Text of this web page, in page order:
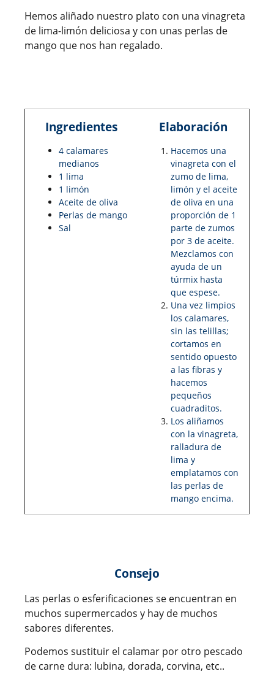
Hemos aliñado nuestro plato con una vinagreta
de lima-limón deliciosa y con unas perlas de
mango que nos han regalado.
Ingredientes
4 calamares
medianos
1 lima
1 limón
Aceite de oliva
Perlas de mango
Sal
Elaboración
Hacemos una
vinagreta con el
zumo de lima,
limón y el aceite
de oliva en una
proporción de 1
parte de zumos
por 3 de aceite.
Mezclamos con
ayuda de un
túrmix hasta
que espese.
Una vez limpios
los calamares,
sin las telillas;
cortamos en
sentido opuesto
a las fibras y
hacemos
pequeños
cuadraditos.
Los aliñamos
con la vinagreta,
ralladura de
lima y
emplatamos con
las perlas de
mango encima.
Consejo
Las perlas o esferificaciones se encuentran en
muchos supermercados y hay de muchos
sabores diferentes.
Podemos sustituir el calamar por otro pescado
de carne dura: lubina, dorada, corvina, etc..